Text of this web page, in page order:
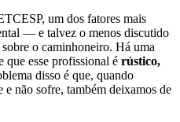
um dos fatores mais
— e talvez o menos discutido
o caminhoneiro. Há uma
que esse profissional é rústico,
disso é que, quando
e não sofre, também deixamos de